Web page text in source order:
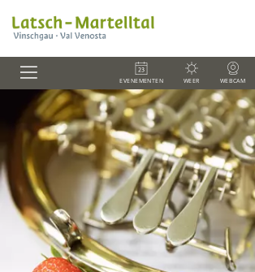
EVENEMENTEN WEER WEBCAM